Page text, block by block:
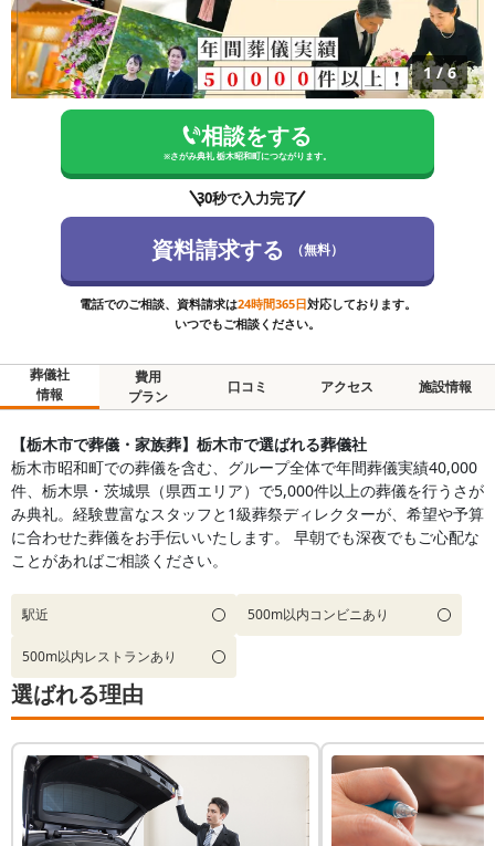
1/6
相談をする
※さがみ典礼 栃木昭和町につながります。
30秒で入力完了
資料請求する （無料）
電話でのご相談、資料請求は24時間365日対応しております。
いつでもご相談ください。
葬儀社
情報
費用
プラン
口コミ アクセス 施設情報
【栃木市で葬儀・家族葬】栃木市で選ばれる葬儀社
栃木市昭和町での葬儀を含む、グループ全体で年間葬儀実績40,000
件、栃木県・茨城県（県西エリア）で5,000件以上の葬儀を行うさが
み典礼。経験豊富なスタッフと1級葬祭ディレクターが、希望や予算
に合わせた葬儀をお手伝いいたします。 早朝でも深夜でもご心配な
ことがあればご相談ください。
駅近 500m以内コンビニあり
500m以内レストランあり
選ばれる理由